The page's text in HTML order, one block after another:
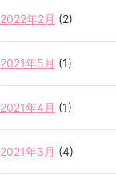
2022年2月 (2)
2021年5月 (1)
2021年4月 (1)
2021年3月 (4)